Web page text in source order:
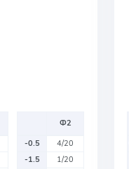
Ф2
-0.5
4/20
-1.5
1/20